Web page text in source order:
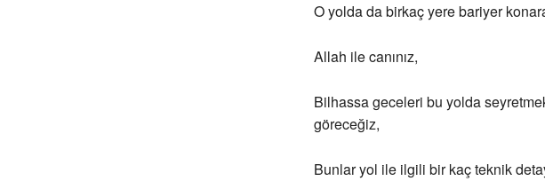
O yolda da birkaç yere bariyer
Allah ile canınız,
Bilhassa geceleri bu yolda
göreceğiz,
Bunlar yol ile ilgili bir kaç teknik